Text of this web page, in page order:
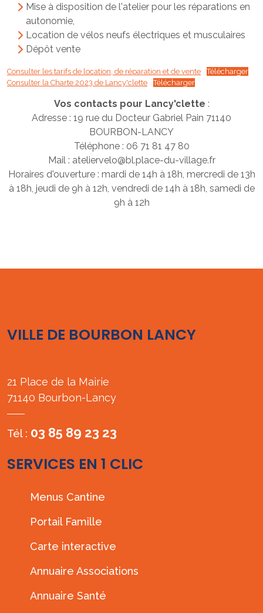
Mise à disposition de l'atelier pour les réparations en
autonomie,
Location de vélos neufs électriques et musculaires
Dépôt vente
Consulter les tarifs de location, de réparation et de vente
Télécharger
Consulter la Charte 2023 de Lancy'clette
Télécharger
Vos contacts pour Lancy'clette :
Adresse : 19 rue du Docteur Gabriel Pain 71140
BOURBON-LANCY
Téléphone : 06 71 81 47 80
Mail : ateliervelo@bl.place-du-village.fr
Horaires d'ouverture : mardi de 14h à 18h, mercredi de 13h
à 18h, jeudi de 9h à 12h, vendredi de 14h à 18h, samedi de
9h à 12h
VILLE DE BOURBON LANCY
21 Place de la Mairie
71140 Bourbon-Lancy
Tél : 03 85 89 23 23
SERVICES EN 1 CLIC
Menus Cantine
Portail Famille
Carte interactive
Annuaire Associations
Annuaire Santé